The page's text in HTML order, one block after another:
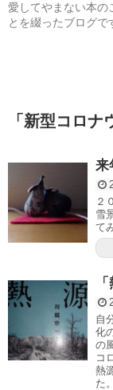
愛してやまない本の
とを綴ったブログで
「 新型コロナ
来
２
雪
て
自
化
の
コ
熱
た